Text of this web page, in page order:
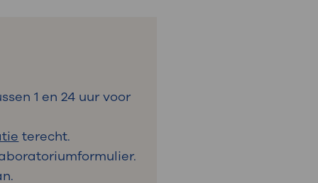
1 en 24 uur voor
terecht.